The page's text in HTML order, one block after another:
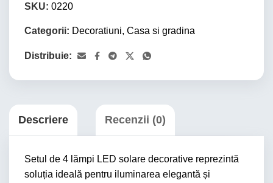
SKU: 0220
Categorii: Decoratiuni, Casa si gradina
Distribuie:
Descriere Recenzii (0)
Setul de 4 lămpi LED solare decorative reprezintă
soluția ideală pentru iluminarea elegantă și